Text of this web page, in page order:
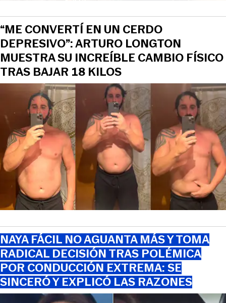
“ME CONVERTÍ EN UN CERDO
DEPRESIVO”: ARTURO LONGTON
MUESTRA SU INCREÍBLE CAMBIO FÍSICO
TRAS BAJAR 18 KILOS
NAYA FÁCIL NO AGUANTA MÁS Y TOMA
RADICAL DECISIÓN TRAS POLÉMICA
POR CONDUCCIÓN EXTREMA: SE
SINCERÓ Y EXPLICÓ LAS RAZONES